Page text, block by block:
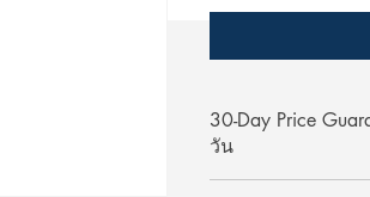
30-Day Price
วัน